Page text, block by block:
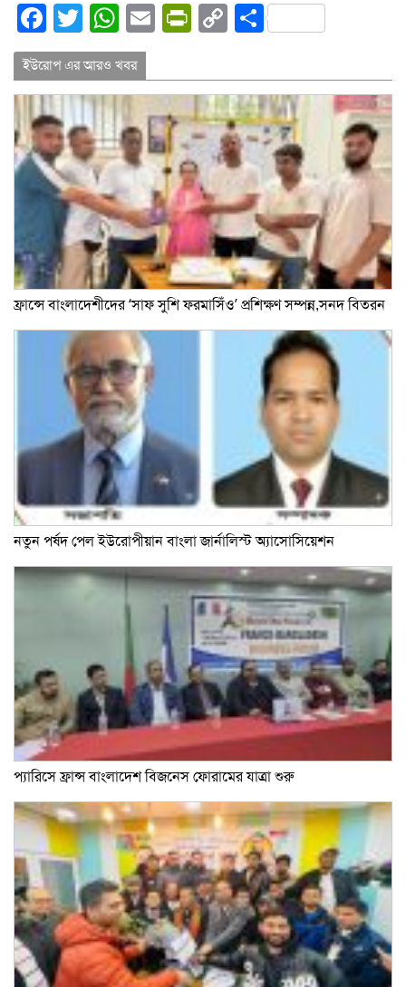
Facebook
Twitter
WhatsApp
EmailPrintFriendly
CopyShare
ইউরোপ এর আরও খবর
ফ্রান্সে বাংলাদেশীদের ‘সাফ সুশি ফরমাসিঁও’ প্রশিক্ষণ সম্পন্ন,সনদ বিতরন
নতুন পর্ষদ পেল ইউরোপীয়ান বাংলা জার্নালিস্ট অ্যাসোসিয়েশন
প্যারিসে ফ্রান্স বাংলাদেশ বিজনেস ফোরামের যাত্রা শুরু